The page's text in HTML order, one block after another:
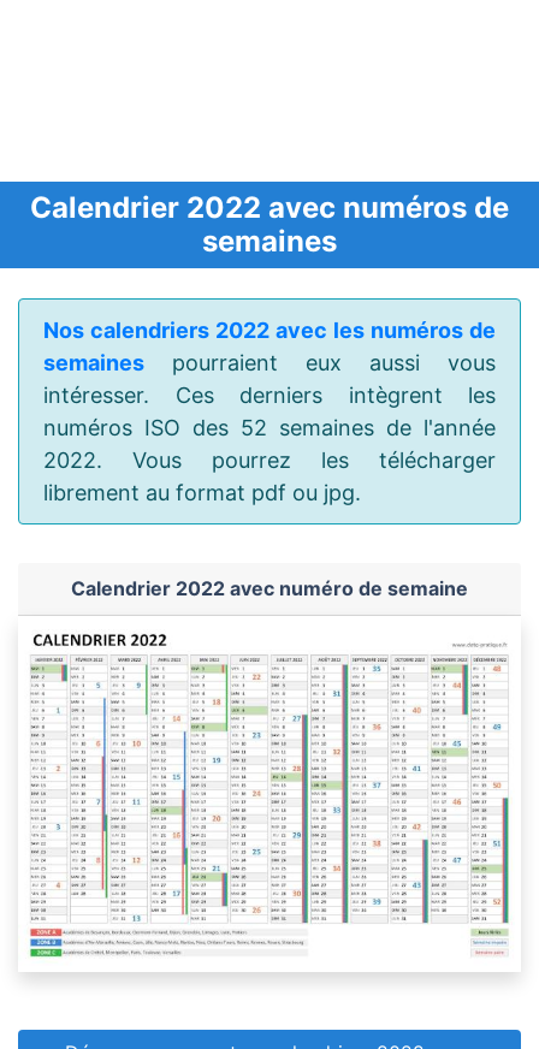
Calendrier 2022 avec numéros de
semaines
Nos calendriers 2022 avec les numéros de
semaines pourraient eux aussi vous
intéresser. Ces derniers intègrent les
numéros ISO des 52 semaines de l'année
2022. Vous pourrez les télécharger
librement au format pdf ou jpg.
Calendrier 2022 avec numéro de semaine